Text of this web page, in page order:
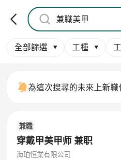
全部篩選 工種
為這次搜尋的未來上新
兼職
穿戴甲美甲师 兼职
海珀恒業有限公司